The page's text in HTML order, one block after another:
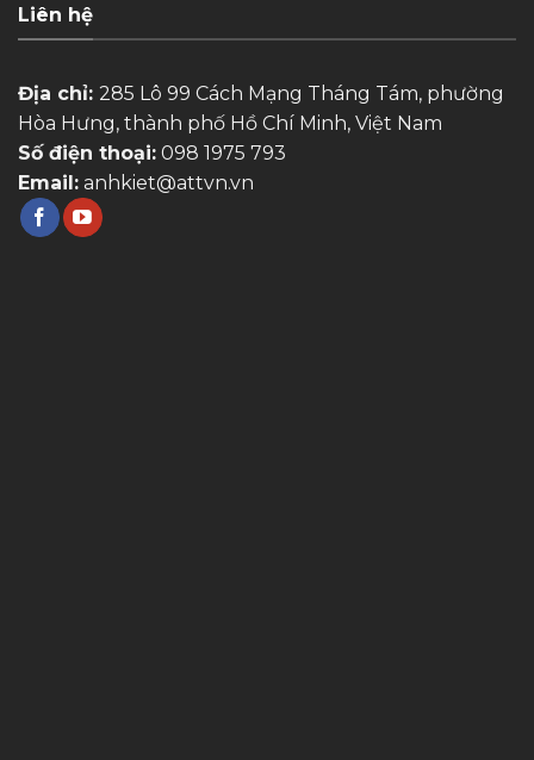
Liên hệ
Địa chỉ: 285 Lô 99 Cách Mạng Tháng Tám, phường
Hòa Hưng, thành phố Hồ Chí Minh, Việt Nam
Số điện thoại: 098 1975 793
Email: anhkiet@attvn.vn